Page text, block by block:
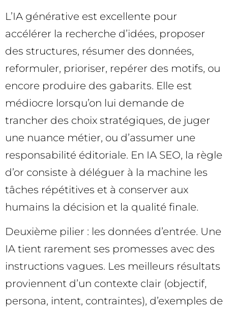
L’IA générative est excellente pour
accélérer la recherche d’idées, proposer
des structures, résumer des données,
reformuler, prioriser, repérer des motifs, ou
encore produire des gabarits. Elle est
médiocre lorsqu’on lui demande de
trancher des choix stratégiques, de juger
une nuance métier, ou d’assumer une
responsabilité éditoriale. En IA SEO, la règle
d’or consiste à déléguer à la machine les
tâches répétitives et à conserver aux
humains la décision et la qualité finale.
Deuxième pilier : les données d’entrée. Une
IA tient rarement ses promesses avec des
instructions vagues. Les meilleurs résultats
proviennent d’un contexte clair (objectif,
persona, intent, contraintes), d’exemples de